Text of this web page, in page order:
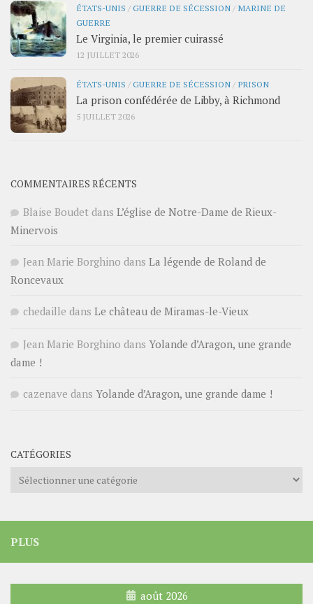
ÉTATS-UNIS /GUERRE DE SÉCESSION / MARINE DE
GUERRE
Le Virginia, le premier cuirassé
12 JUILLET 2026
ÉTATS-UNIS /GUERRE DE SÉCESSION / PRISON
La prison confédérée de Libby, à Richmond
5 JUILLET 2026
COMMENTAIRES RÉCENTS
Blaise Boudet dans L’église de Notre-Dame de Rieux-
Minervois
Jean Marie Borghino dans La légende de Roland de
Roncevaux
chedaille dans Le château de Miramas-le-Vieux
Jean Marie Borghino dans Yolande d’Aragon, une grande
dame !
cazenave dans Yolande d’Aragon, une grande dame !
CATÉGORIES
Catégories
PLUS
août 2026